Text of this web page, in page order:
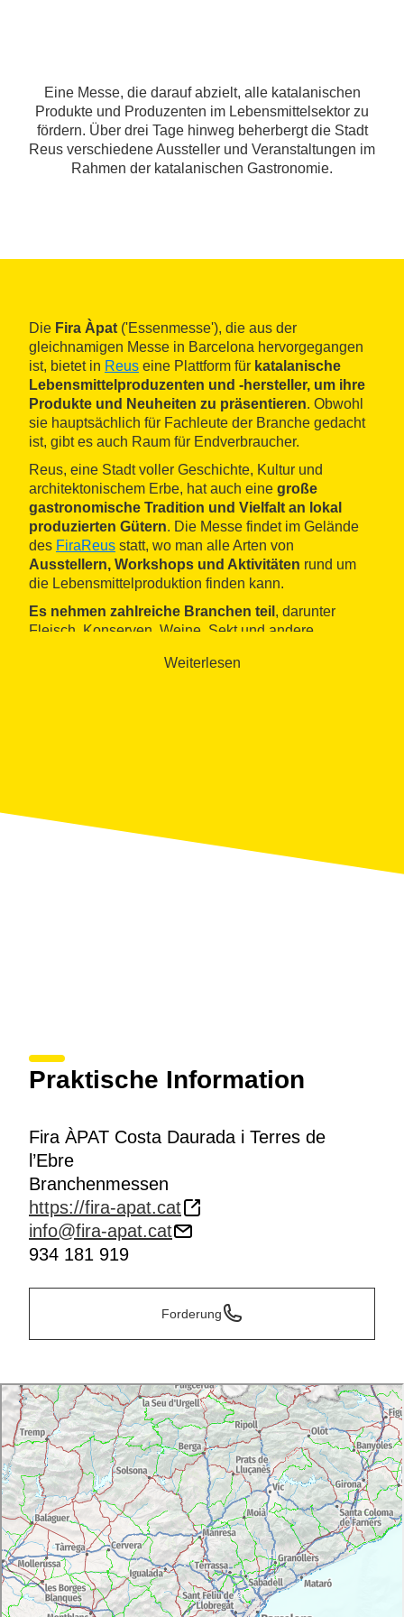
Eine Messe, die darauf abzielt, alle katalanischen
Produkte und Produzenten im Lebensmittelsektor zu
fördern. Über drei Tage hinweg beherbergt die Stadt
Reus verschiedene Aussteller und Veranstaltungen im
Rahmen der katalanischen Gastronomie.
Die Fira Àpat ('Essenmesse'), die aus der
gleichnamigen Messe in Barcelona hervorgegangen
ist, bietet in Reus eine Plattform für katalanische
Lebensmittelproduzenten und -hersteller, um ihre
Produkte und Neuheiten zu präsentieren. Obwohl
sie hauptsächlich für Fachleute der Branche gedacht
ist, gibt es auch Raum für Endverbraucher.
Reus, eine Stadt voller Geschichte, Kultur und
architektonischem Erbe, hat auch eine große
gastronomische Tradition und Vielfalt an lokal
produzierten Gütern. Die Messe findet im Gelände
des FiraReus statt, wo man alle Arten von
Ausstellern, Workshops und Aktivitäten rund um
die Lebensmittelproduktion finden kann.
Es nehmen zahlreiche Branchen teil , darunter
Fleisch, Konserven, Weine, Sekt und andere
Konserven, Öle und Essig, Milchprodukte,
Weiterlesen
Praktische Information
Fira ÀPAT Costa Daurada i Terres de
l’Ebre
Branchenmessen
https://fira-apat.cat
info@fira-apat.cat
934 181 919
Forderung